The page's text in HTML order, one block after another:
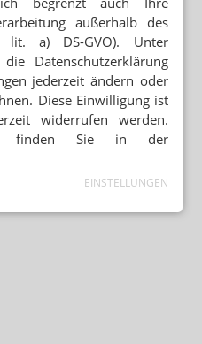
außerhalb des
a) DS-GVO). Unter
Datenschutzerklärung
jederzeit ändern oder
Diese Einwilligung ist
widerrufen werden.
finden Sie in der
EINSTELLUNGEN